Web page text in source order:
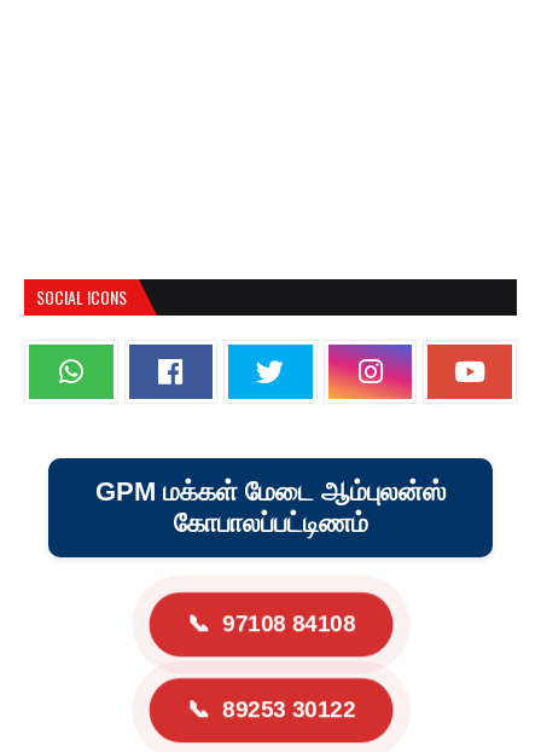
SOCIAL ICONS
GPM மக்கள் மேடை ஆம்புலன்ஸ்
கோபாலப்பட்டிணம்
📞 97108 84108
📞 89253 30122